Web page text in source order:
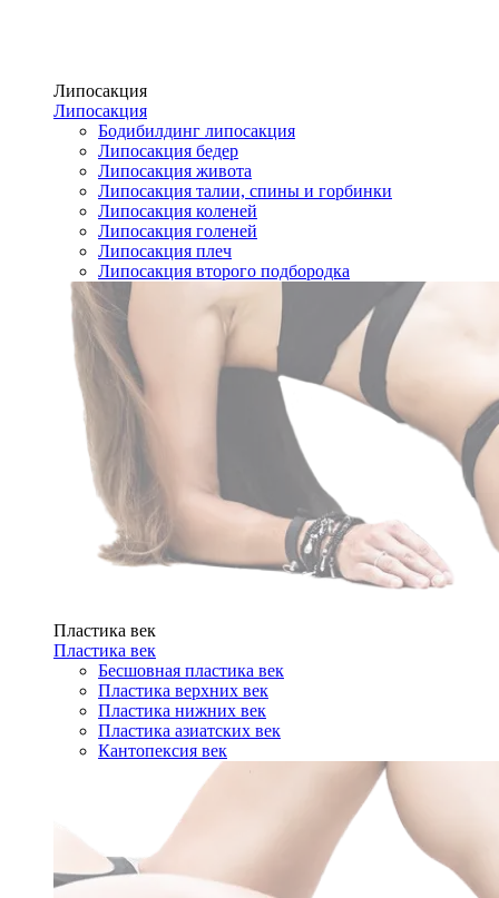
Липосакция
Липосакция
Бодибилдинг липосакция
Липосакция бедер
Липосакция живота
Липосакция талии, спины и горбинки
Липосакция коленей
Липосакция голеней
Липосакция плеч
Липосакция второго подбородка
Пластика век
Пластика век
Бесшовная пластика век
Пластика верхних век
Пластика нижних век
Пластика азиатских век
Кантопексия век